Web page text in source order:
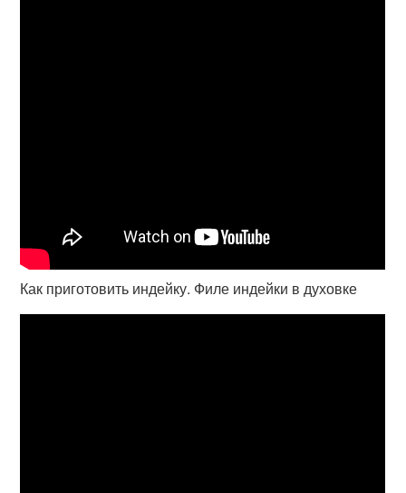
Как приготовить индейку. Филе индейки в духовке